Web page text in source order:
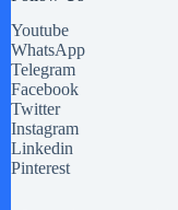
Youtube
WhatsApp
Telegram
Facebook
Twitter
Instagram
Linkedin
Pinterest